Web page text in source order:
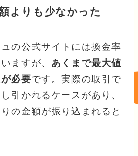
よりも少なかった
の公式サイトには換金率
ますが、 あくまで最大値
必要です。実際の取引で
引かれるケースがあり、
の金額が振り込まれると